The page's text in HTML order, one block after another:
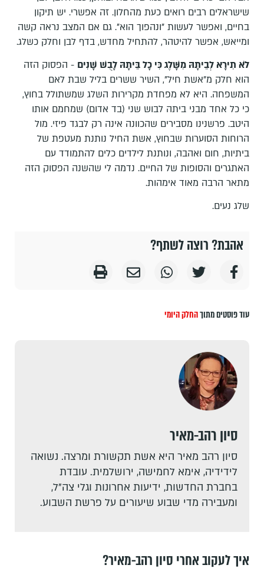
שישראלים רבים רואים כעת מהחלון. זה אפשרי. יש תיקון
בחיים, ואפשר לעשות "ונהפוך הוא". גם אם המצב נראה קשה
ומייאש, אפשר להיטהר, להתחיל מחדש, בדף לבן וחלק כשלג.
לֹא תִירָא לְבֵיתָהּ מִשָּׁלֶג כִּי כָל בֵּיתָהּ לָבֻשׁ שָׁנִים - הפסוק הזה
הוא חלק מ"אשת חיל", השיר ששרים בליל שבת לאם
המשפחה. היא לא מפחדת מקרירות השלג שמשתולל בחוץ,
כי כל אחד מבני ביתה לבוש שני (בד אדום) שמחמם אותו
היטב. פרשנינו מסבירים שהכוונה אינה רק לבגד פיזי. מול
הרוחות הסוערות שבחוץ, אשת החיל נותנת מעטפת של
ביתיות, חום ואהבה, ונותנת לילדים כלים להתמודד עם
האתגרים והסופות של החיים. נדמה לי שהשנה הפסוק הזה
מתאר הרבה מאוד אימהות.
שלג נעים.
אהבת? רוצה לשתף?
עוד פוסטים מתוךהחלק היומי
סיון רהב-מאיר
סיון רהב מאיר היא אשת תקשורת ומרצה. נשואה
לידידיה, אימא לחמישה, ירושלמית. עובדת
בחברת החדשות, ידיעות אחרונות וגלי צה"ל,
ומעבירה מדי שבוע שיעורים על פרשת השבוע.
איך לעקוב אחרי סיון רהב-מאיר?